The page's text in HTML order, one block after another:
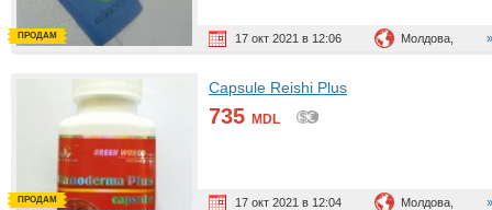
17 окт 2021 в 12:06 Молдова,
ПРОДАМ
Capsule Reishi Plus
735 MDL
17 окт 2021 в 12:04 Молдова,
ПРОДАМ